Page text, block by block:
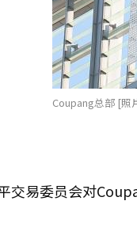
Coupang总部 [照
交易委员会对